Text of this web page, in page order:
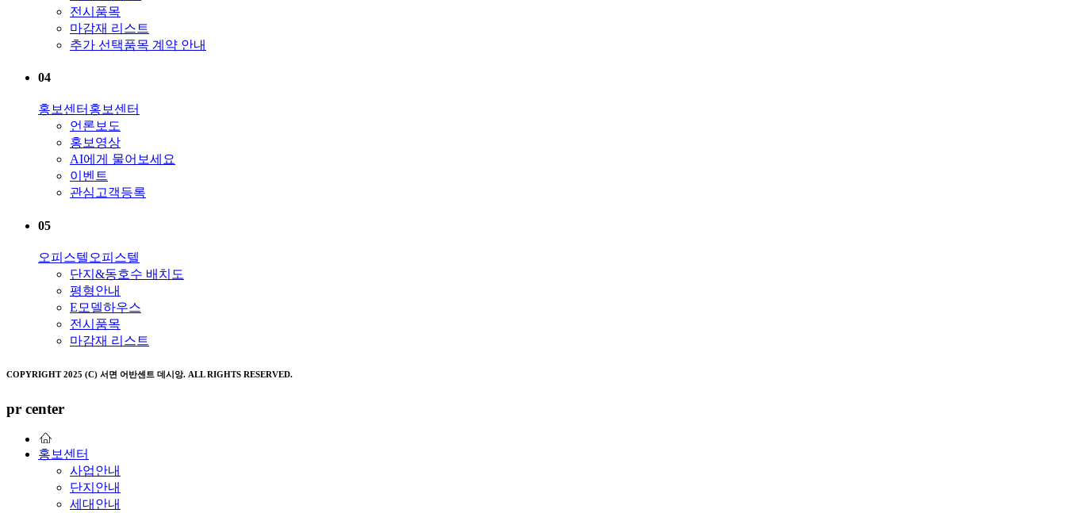
전시품목
마감재 리스트
추가 선택품목 계약 안내
04
홍보센터 홍보센터
언론보도
홍보영상
AI에게 물어보세요
이벤트
관심고객등록
05
오피스텔 오피스텔
단지&동호수 배치도
평형안내
E모델하우스
전시품목
마감재 리스트
COPYRIGHT 2025 (C) 서면 어반센트 데시앙. ALL RIGHTS RESERVED.
pr center
홍보센터
사업안내
단지안내
세대안내